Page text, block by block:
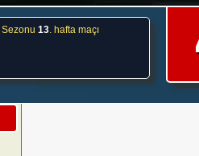
Sezonu 13. hafta maçı